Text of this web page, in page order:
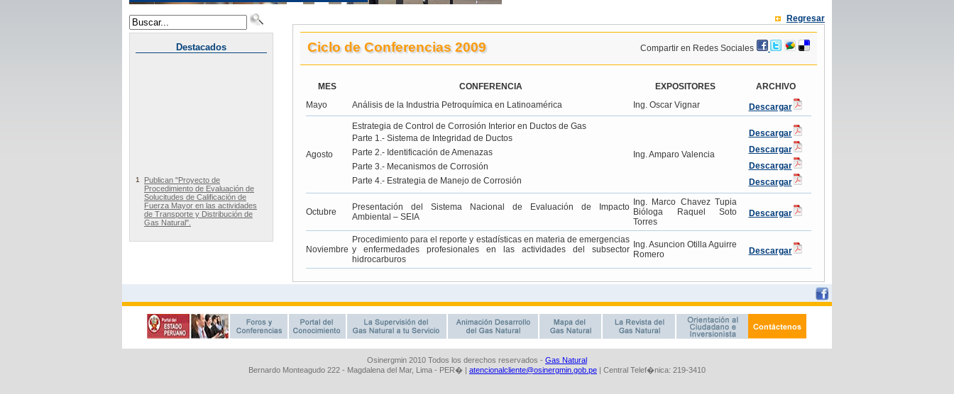
Osinergmin 2010 Todos los derechos reservados - Gas Natural
Bernardo Monteagudo 222 - Magdalena del Mar, Lima - PER� | atencionalcliente@osinergmin.gob.pe | Central Telef�nica: 219-3410